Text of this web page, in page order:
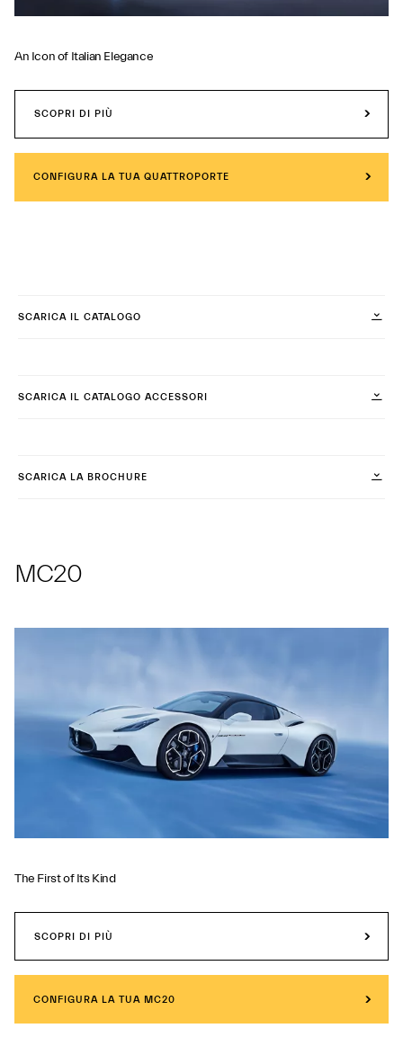
An Icon of Italian Elegance
SCOPRI DI PIÙ
CONFIGURA LA TUA QUATTROPORTE
SCARICA IL CATALOGO
SCARICA IL CATALOGO ACCESSORI
SCARICA LA BROCHURE
MC20
The First of Its Kind
SCOPRI DI PIÙ
CONFIGURA LA TUA MC20